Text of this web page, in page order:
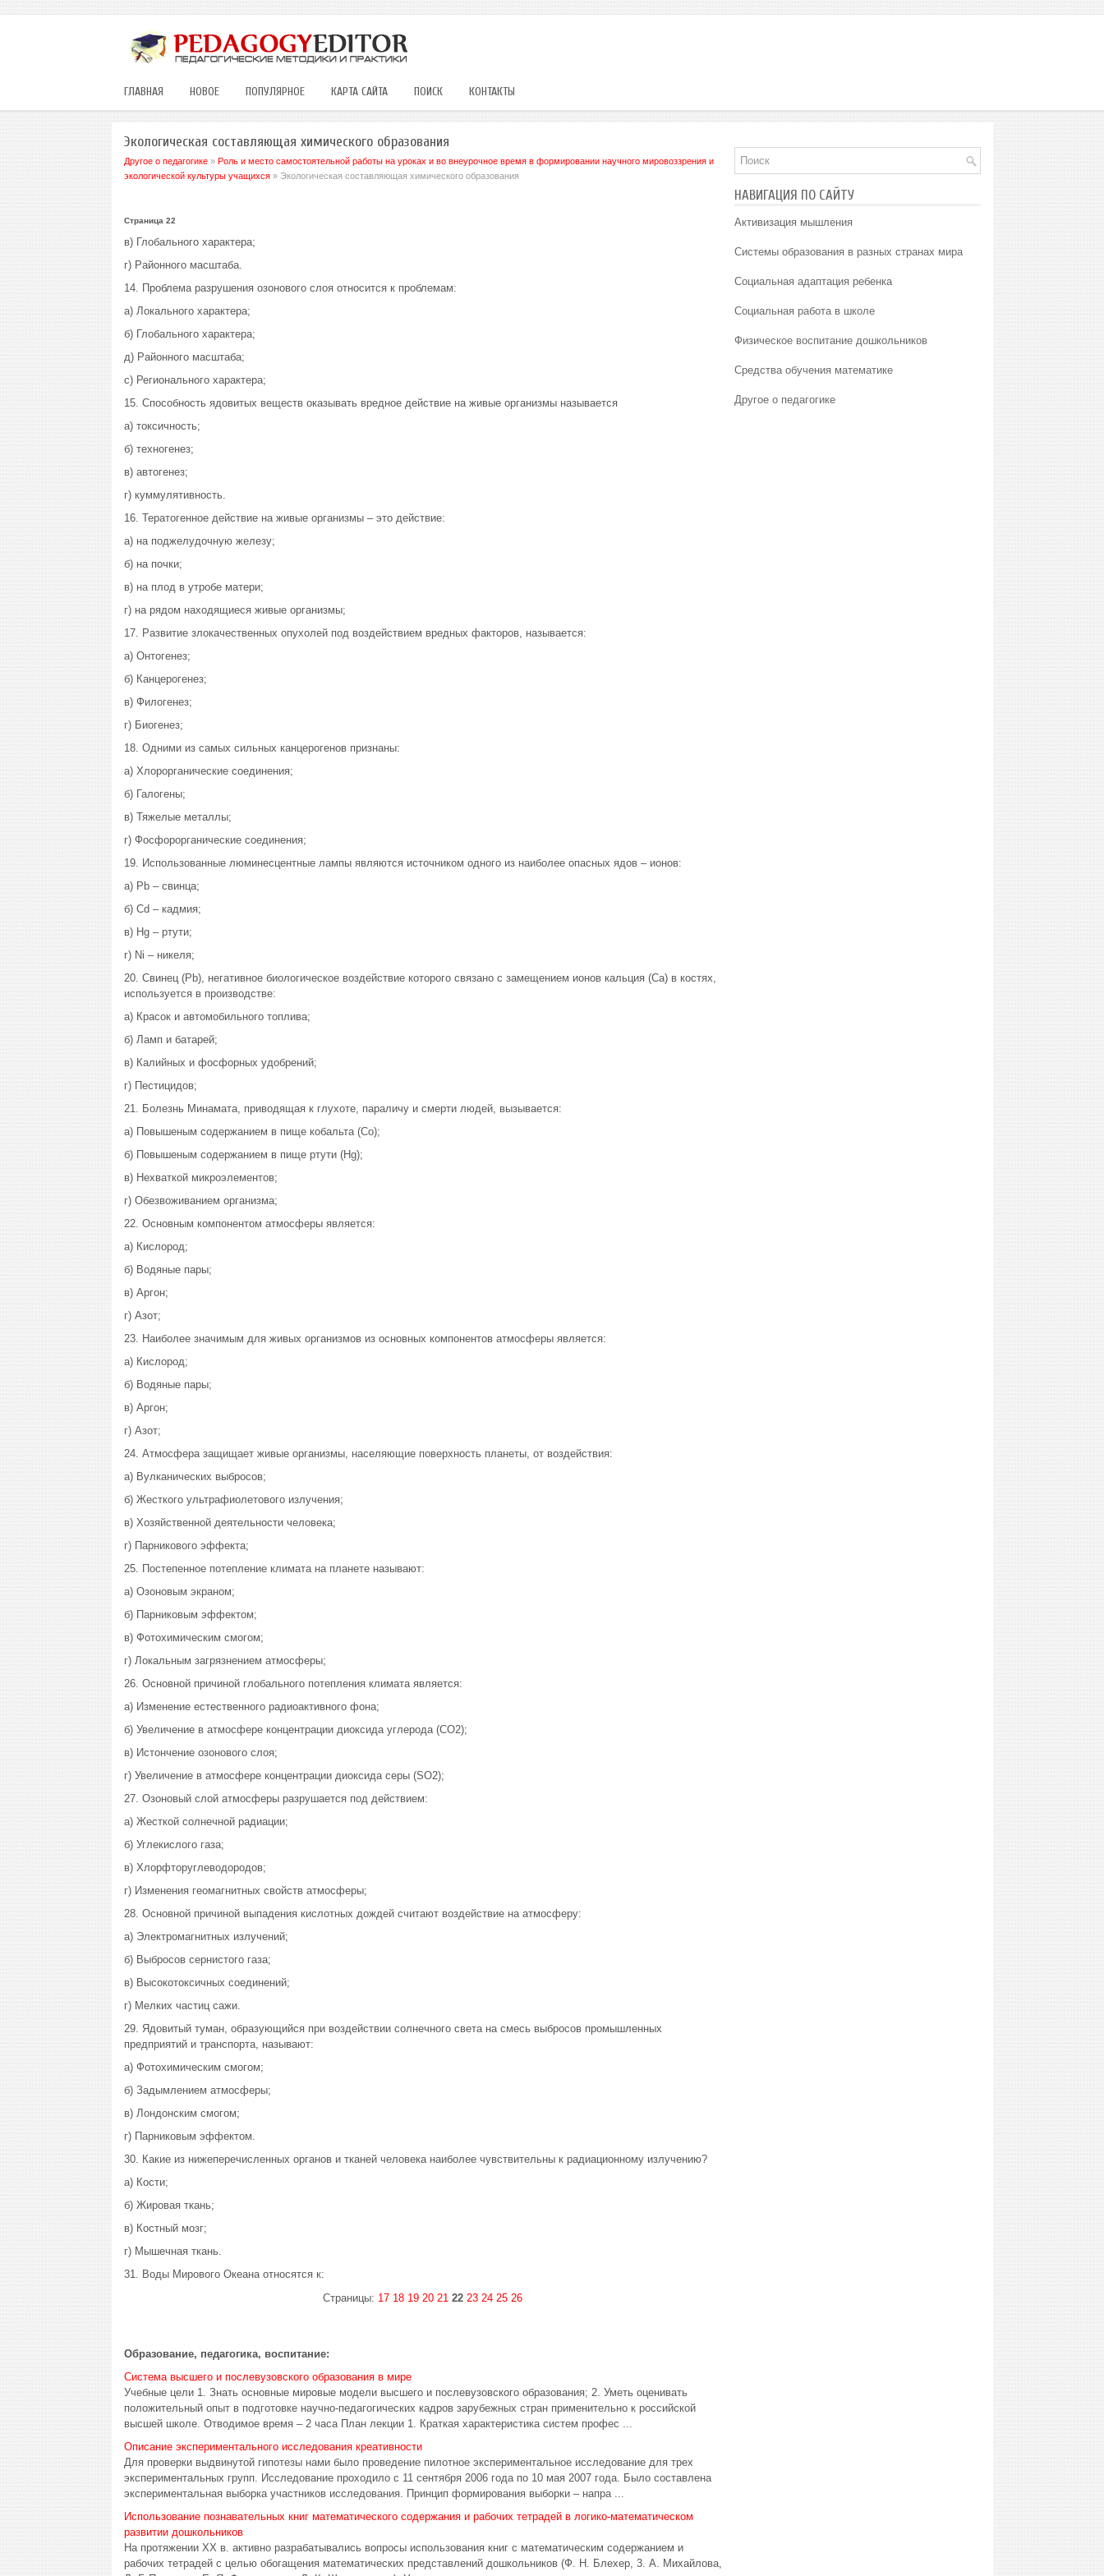
ГЛАВНАЯ НОВОЕ ПОПУЛЯРНОЕ КАРТА САЙТА ПОИСК КОНТАКТЫ
Экологическая составляющая химического образования
Другое о педагогике» Роль и место самостоятельной работы на уроках и во внеурочное время в формировании научного мировоззрения и
экологической культуры учащихся» Экологическая составляющая химического образования
Страница 22
в) Глобального характера;
г) Районного масштаба.
14. Проблема разрушения озонового слоя относится к проблемам:
a) Локального характера;
б) Глобального характера;
д) Районного масштаба;
с) Регионального характера;
15. Способность ядовитых веществ оказывать вредное действие на живые организмы называется
а) токсичность;
б) техногенез;
в) автогенез;
г) куммулятивность.
16. Тератогенное действие на живые организмы – это действие:
а) на поджелудочную железу;
б) на почки;
в) на плод в утробе матери;
г) на рядом находящиеся живые организмы;
17. Развитие злокачественных опухолей под воздействием вредных факторов, называется:
а) Онтогенез;
б) Канцерогенез;
в) Филогенез;
г) Биогенез;
18. Одними из самых сильных канцерогенов признаны:
а) Хлорорганические соединения;
б) Галогены;
в) Тяжелые металлы;
г) Фосфорорганические соединения;
19. Использованные люминесцентные лампы являются источником одного из наиболее опасных ядов – ионов:
а) Pb – свинца;
б) Cd – кадмия;
в) Hg – ртути;
г) Ni – никеля;
20. Свинец (Pb), негативное биологическое воздействие которого связано с замещением ионов кальция (Ca) в костях,
используется в производстве:
а) Красок и автомобильного топлива;
б) Ламп и батарей;
в) Калийных и фосфорных удобрений;
г) Пестицидов;
21. Болезнь Минамата, приводящая к глухоте, параличу и смерти людей, вызывается:
а) Повышеным содержанием в пище кобальта (Co);
б) Повышеным содержанием в пище ртути (Hg);
в) Нехваткой микроэлементов;
г) Обезвоживанием организма;
22. Основным компонентом атмосферы является:
а) Кислород;
б) Водяные пары;
в) Аргон;
г) Азот;
23. Наиболее значимым для живых организмов из основных компонентов атмосферы является:
а) Кислород;
б) Водяные пары;
в) Аргон;
г) Азот;
24. Атмосфера защищает живые организмы, населяющие поверхность планеты, от воздействия:
а) Вулканических выбросов;
б) Жесткого ультрафиолетового излучения;
в) Хозяйственной деятельности человека;
г) Парникового эффекта;
25. Постепенное потепление климата на планете называют:
а) Озоновым экраном;
б) Парниковым эффектом;
в) Фотохимическим смогом;
г) Локальным загрязнением атмосферы;
26. Основной причиной глобального потепления климата является:
а) Изменение естественного радиоактивного фона;
б) Увеличение в атмосфере концентрации диоксида углерода (СО2);
в) Истончение озонового слоя;
г) Увеличение в атмосфере концентрации диоксида серы (SO2);
27. Озоновый слой атмосферы разрушается под действием:
а) Жесткой солнечной радиации;
б) Углекислого газа;
в) Хлорфторуглеводородов;
г) Изменения геомагнитных свойств атмосферы;
28. Основной причиной выпадения кислотных дождей считают воздействие на атмосферу:
а) Электромагнитных излучений;
б) Выбросов сернистого газа;
в) Высокотоксичных соединений;
г) Мелких частиц сажи.
29. Ядовитый туман, образующийся при воздействии солнечного света на смесь выбросов промышленных
предприятий и транспорта, называют:
а) Фотохимическим смогом;
б) Задымлением атмосферы;
в) Лондонским смогом;
г) Парниковым эффектом.
30. Какие из нижеперечисленных органов и тканей человека наиболее чувствительны к радиационному излучению?
а) Кости;
б) Жировая ткань;
в) Костный мозг;
г) Мышечная ткань.
31. Воды Мирового Океана относятся к:
Страницы: 17 18 19 20 21 22 23 24 25 26
Образование, педагогика, воспитание:
Система высшего и послевузовского образования в мире
Учебные цели 1. Знать основные мировые модели высшего и послевузовского образования; 2. Уметь оценивать
положительный опыт в подготовке научно-педагогических кадров зарубежных стран применительно к российской
высшей школе. Отводимое время – 2 часа План лекции 1. Краткая характеристика систем профес ...
Описание экспериментального исследования креативности
Для проверки выдвинутой гипотезы нами было проведение пилотное экспериментальное исследование для трех
экспериментальных групп. Исследование проходило с 11 сентября 2006 года по 10 мая 2007 года. Было составлена
экспериментальная выборка участников исследования. Принцип формирования выборки – напра ...
Использование познавательных книг математического содержания и рабочих тетрадей в логико-математическом
развитии дошкольников
На протяжении XX в. активно разрабатывались вопросы использования книг с математическим содержанием и
рабочих тетрадей с целью обогащения математических представлений дошкольников (Ф. Н. Блехер, 3. А. Михайлова,
НАВИГАЦИЯ ПО САЙТУ
Активизация мышления
Системы образования в разных странах мира
Социальная адаптация ребенка
Социальная работа в школе
Физическое воспитание дошкольников
Средства обучения математике
Другое о педагогике